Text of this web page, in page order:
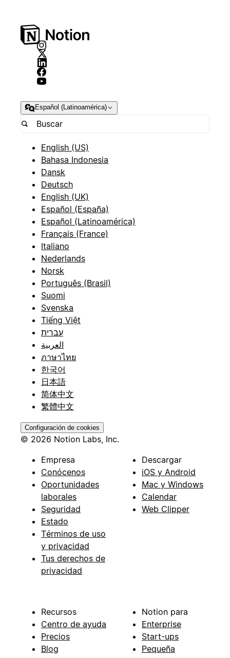
Español (Latinoamérica)
English (US)
Bahasa Indonesia
Dansk
Deutsch
English (UK)
Español (España)
Español (Latinoamérica)
Français (France)
Italiano
Nederlands
Norsk
Português (Brasil)
Suomi
Svenska
Tiếng Việt
עברית
العربية
ภาษาไทย
한국어
日本語
简体中文
繁體中文
Configuración de cookies
© 2026 Notion Labs, Inc.
Empresa
Conócenos
Oportunidades
laborales
Seguridad
Estado
Términos de uso
y privacidad
Tus derechos de
privacidad
Descargar
iOS y Android
Mac y Windows
Calendar
Web Clipper
Recursos
Centro de ayuda
Precios
Blog
Notion para
Enterprise
Start-ups
Pequeña